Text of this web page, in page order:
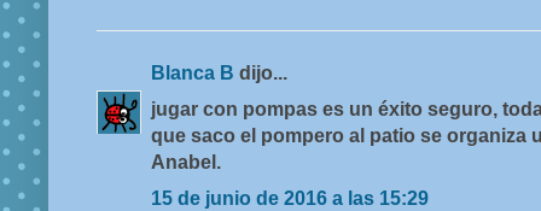
Blanca B dijo...
jugar con pompas es un éxito seguro,
que saco el pompero al patio se organiza
Anabel.
15 de junio de 2016 a las 15:29